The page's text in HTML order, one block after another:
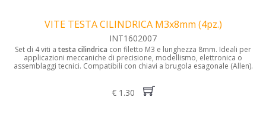
VITE TESTA CILINDRICA M3x8mm (4pz.)
INT1602007
Set di 4 viti a testa cilindrica con filetto M3 e lunghezza 8mm. Ideali per
applicazioni meccaniche di precisione, modellismo, elettronica o
assemblaggi tecnici. Compatibili con chiavi a brugola esagonale (Allen).
€ 1.30